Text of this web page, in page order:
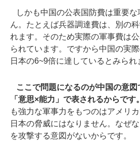
しかも中国の公表国防費は重要な
ん。たとえば兵器調達費は、別の
れます。そのため実際の軍事費は
られています。ですから中国の実
日本の6~9倍に達しているとみられ
ここで問題になるのが中国の意
「意思×能力」で表されるからです。
も強力な軍事力をもつのはアメリ
日本の脅威にはなりません。なぜ
を攻撃する意図がないからです。